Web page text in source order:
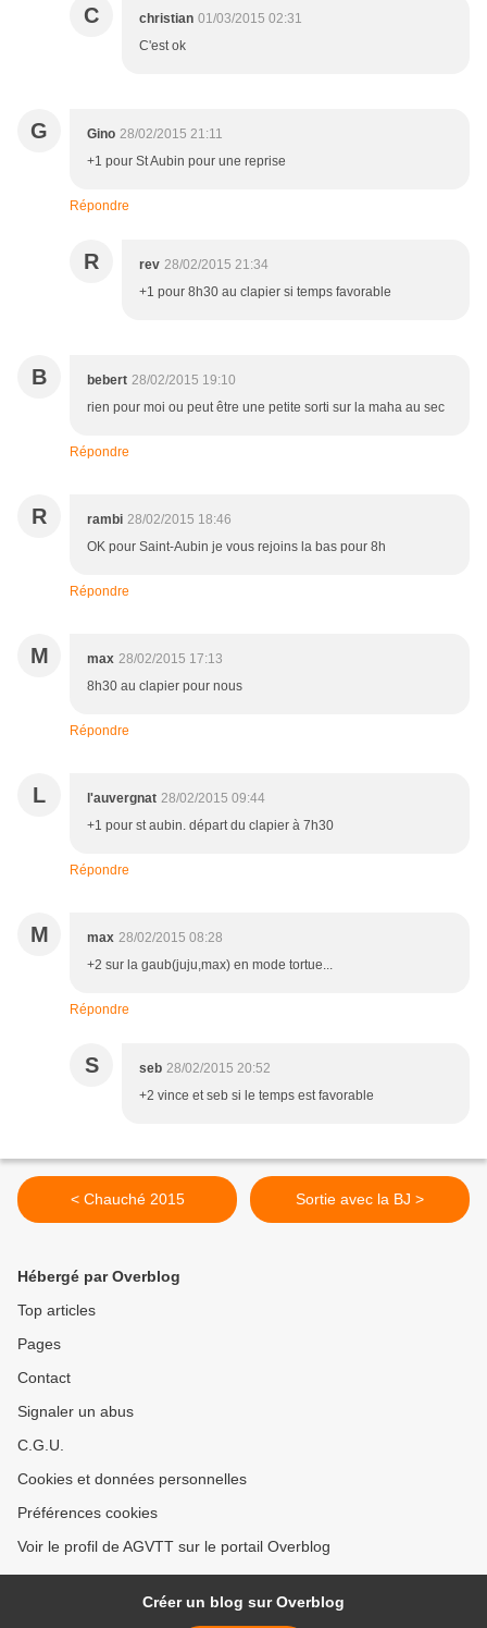
C christian 01/03/2015 02:31
C'est ok
G Gino 28/02/2015 21:11
+1 pour St Aubin pour une reprise
Répondre
R rev 28/02/2015 21:34
+1 pour 8h30 au clapier si temps favorable
B bebert 28/02/2015 19:10
rien pour moi ou peut être une petite sorti sur la maha au sec
Répondre
R rambi 28/02/2015 18:46
OK pour Saint-Aubin je vous rejoins la bas pour 8h
Répondre
M max 28/02/2015 17:13
8h30 au clapier pour nous
Répondre
L l'auvergnat 28/02/2015 09:44
+1 pour st aubin. départ du clapier à 7h30
Répondre
M max 28/02/2015 08:28
+2 sur la gaub(juju,max) en mode tortue...
Répondre
S seb 28/02/2015 20:52
+2 vince et seb si le temps est favorable
< Chauché 2015 Sortie avec la BJ >
Hébergé par Overblog
Top articles
Pages
Contact
Signaler un abus
C.G.U.
Cookies et données personnelles
Préférences cookies
Voir le profil de AGVTT sur le portail Overblog
Créer un blog sur Overblog